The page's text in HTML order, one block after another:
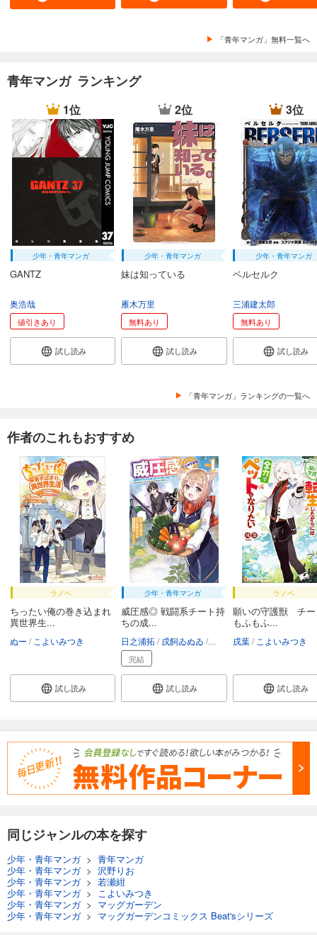
「青年マンガ」無料一覧へ
青年マンガ ランキング
1位
少年・青年マンガ
GANTZ
奥浩哉
値引きあり
試し読み
2位
少年・青年マンガ
妹は知っている
雁木万里
無料あり
試し読み
3位
少年・青年マンガ
ベルセルク
三浦建太郎
無料あり
試し読み
「青年マンガ」ランキングの一覧へ
作者のこれもおすすめ
ラノベ
ちったい俺の巻き込まれ
異世界生...
ぬー こよいみつき
試し読み
少年・青年マンガ
威圧感◎ 戦闘系チート持
ちの成...
日之浦拓 戌飼ゐぬゐ こよいみつき
完結
試し読み
ラノベ
願いの守護獣 チー
もふもふ...
戌葉 こよいみつき
試し読み
同じジャンルの本を探す
少年・青年マンガ> 青年マンガ
少年・青年マンガ> 沢野りお
少年・青年マンガ> 若瀬紺
少年・青年マンガ>
こよいみつき
少年・青年マンガ> マッグガーデン
少年・青年マンガ> マッグガーデンコミックス Beat'sシリーズ